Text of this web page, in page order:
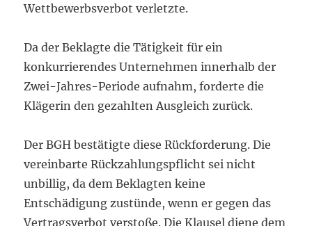
Wettbewerbsverbot verletzte.
Da der Beklagte die Tätigkeit für ein
konkurrierendes Unternehmen innerhalb der
Zwei-Jahres-Periode aufnahm, forderte die
Klägerin den gezahlten Ausgleich zurück.
Der BGH bestätigte diese Rückforderung. Die
vereinbarte Rückzahlungspflicht sei nicht
unbillig, da dem Beklagten keine
Entschädigung zustünde, wenn er gegen das
Vertragsverbot verstoße. Die Klausel diene dem